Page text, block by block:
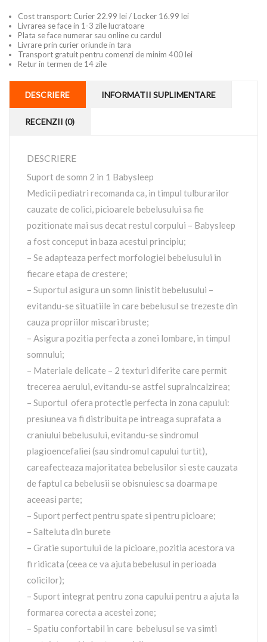
Cost transport: Curier 22.99 lei / Locker 16.99 lei
Livrarea se face in 1-3 zile lucratoare
Plata se face numerar sau online cu cardul
Livrare prin curier oriunde in tara
Transport gratuit pentru comenzi de minim 400 lei
Retur in termen de 14 zile
DESCRIERE INFORMATII SUPLIMENTARE
RECENZII (0)
DESCRIERE
Suport de somn 2 in 1 Babysleep
Medicii pediatri recomanda ca, in timpul tulburarilor
cauzate de colici, picioarele bebelusului sa fie
pozitionate mai sus decat restul corpului – Babysleep
a fost conceput in baza acestui principiu;
– Se adapteaza perfect morfologiei bebelusului in
fiecare etapa de crestere;
– Suportul asigura un somn linistit bebelusului –
evitandu-se situatiile in care bebelusul se trezeste din
cauza propriilor miscari bruste;
– Asigura pozitia perfecta a zonei lombare, in timpul
somnului;
– Materiale delicate – 2 texturi diferite care permit
trecerea aerului, evitandu-se astfel supraincalzirea;
– Suportul ofera protectie perfecta in zona capului:
presiunea va fi distribuita pe intreaga suprafata a
craniului bebelusului, evitandu-se sindromul
plagioencefaliei (sau sindromul capului turtit),
careafecteaza majoritatea bebelusilor si este cauzata
de faptul ca bebelusii se obisnuiesc sa doarma pe
aceeasi parte;
– Suport perfect pentru spate si pentru picioare;
– Salteluta din burete
– Gratie suportului de la picioare, pozitia acestora va
fi ridicata (ceea ce va ajuta bebelusul in perioada
colicilor);
– Suport integrat pentru zona capului pentru a ajuta la
formarea corecta a acestei zone;
– Spatiu confortabil in care bebelusul se va simti